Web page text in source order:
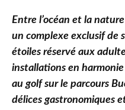
Entre l’océan et la
un complexe exclusif de
étoiles réservé aux
installations en
au golf sur le parcours
délices gastronomiques